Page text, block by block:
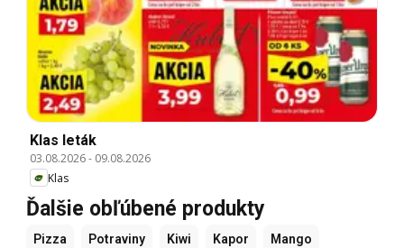
Klas leták
03.08.2026- 09.08.2026
Klas
Ďalšie obľúbené produkty
Pizza Potraviny Kiwi Kapor Mango